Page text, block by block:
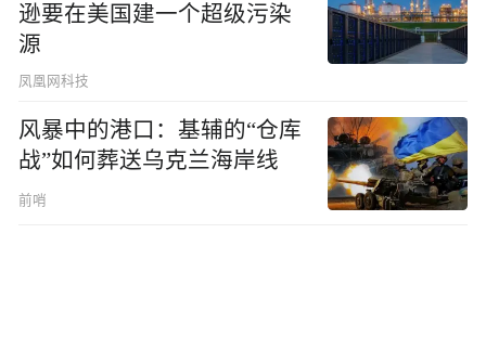
逊要在美国建一个超级污染
源
凤凰网科技
风暴中的港口：基辅的“仓库
战”如何葬送乌克兰海岸线
前哨